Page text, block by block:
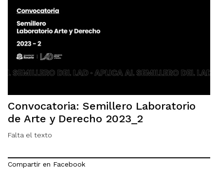
Convocatoria: Semillero Laboratorio
de Arte y Derecho 2023_2
Falta el texto
Compartir en Facebook